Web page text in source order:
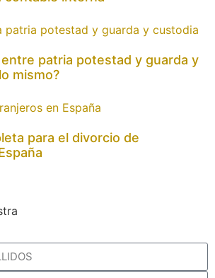
patria potestad y guarda y
mismo?
para el divorcio de